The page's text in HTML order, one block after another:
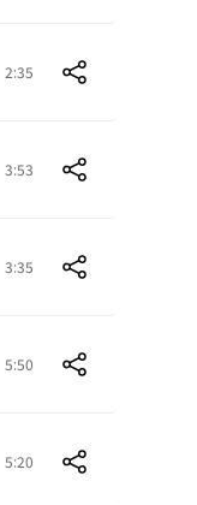
2:35
3:53
3:35
5:50
5:20